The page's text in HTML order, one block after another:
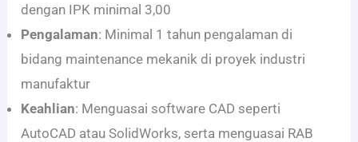
dengan IPK minimal 3,00
Pengalaman: Minimal 1 tahun pengalaman di
bidang maintenance mekanik di proyek industri
manufaktur
Keahlian: Menguasai software CAD seperti
AutoCAD atau SolidWorks, serta menguasai RAB